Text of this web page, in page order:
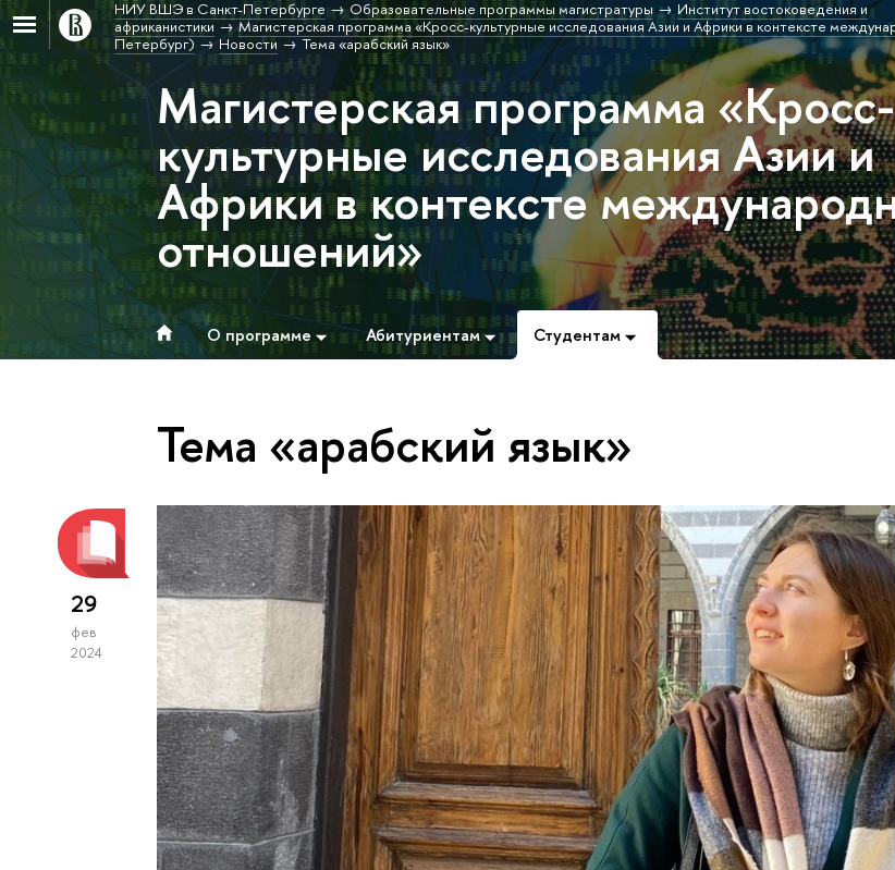
НИУ ВШЭ в Санкт-Петербурге Образовательные программы магистратуры
Институт востоковедения и
африканистики
Магистерская программа «Кросс-культурные исследования Азии и Африки в контексте
Петербург)
Новости Тема «арабский язык»
Магистерская программа «Кросс-
культурные исследования Азии и
Африки в контексте
отношений»
О программе Абитуриентам Студентам
Тема «арабский язык»
29
фев
2024